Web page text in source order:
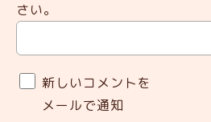
さい。
新しいコメントを
メールで通知